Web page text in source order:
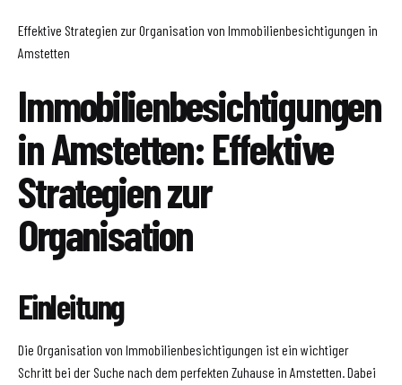
Effektive Strategien zur Organisation von Immobilienbesichtigungen in
Amstetten
Immobilienbesichtigungen
in Amstetten: Effektive
Strategien zur
Organisation
Einleitung
Die Organisation von Immobilienbesichtigungen ist ein wichtiger
Schritt bei der Suche nach dem perfekten Zuhause in Amstetten. Dabei